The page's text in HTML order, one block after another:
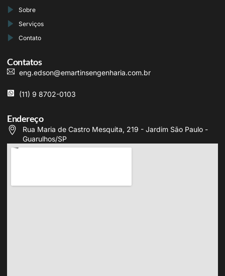
Sobre
Serviços
Contato
Contatos
eng.edson@emartinsengenharia.com.br
(11) 9 8702-0103
Endereço
Rua Maria de Castro Mesquita, 219 - Jardim São Paulo -
Guarulhos/SP